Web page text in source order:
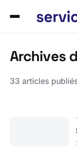
Archives
33 articles